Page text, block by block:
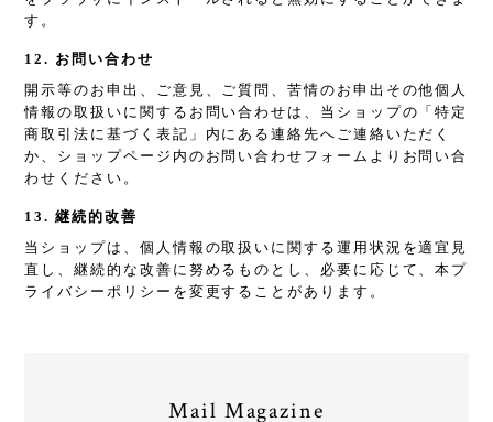
す。
12. お問い合わせ
開示等のお申出、ご意見、ご質問、苦情のお申出その他個人
情報の取扱いに関するお問い合わせは、当ショップの「特定
商取引法に基づく表記」内にある連絡先へご連絡いただく
か、ショップページ内のお問い合わせフォームよりお問い合
わせください。
13. 継続的改善
当ショップは、個人情報の取扱いに関する運用状況を適宜見
直し、継続的な改善に努めるものとし、必要に応じて、本プ
ライバシーポリシーを変更することがあります。
Mail Magazine